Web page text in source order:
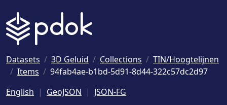
Datasets 3D Geluid Collections
TIN/Hoogtelijnen
Items
94fab4ae-b1bd-5d91-8d44-322c57dc2d97
English
GeoJSON JSON-FG